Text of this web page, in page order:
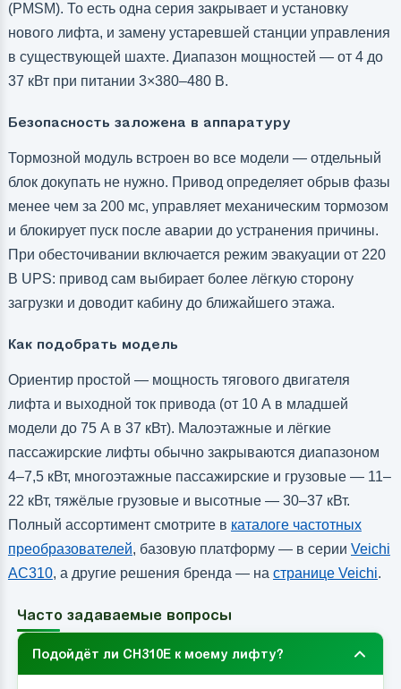
(PMSM). То есть одна серия закрывает и установку
нового лифта, и замену устаревшей станции управления
в существующей шахте. Диапазон мощностей — от 4 до
37 кВт при питании 3×380–480 В.
Безопасность заложена в аппаратуру
Тормозной модуль встроен во все модели — отдельный
блок докупать не нужно. Привод определяет обрыв фазы
менее чем за 200 мс, управляет механическим тормозом
и блокирует пуск после аварии до устранения причины.
При обесточивании включается режим эвакуации от 220
В UPS: привод сам выбирает более лёгкую сторону
загрузки и доводит кабину до ближайшего этажа.
Как подобрать модель
Ориентир простой — мощность тягового двигателя
лифта и выходной ток привода (от 10 А в младшей
модели до 75 А в 37 кВт). Малоэтажные и лёгкие
пассажирские лифты обычно закрываются диапазоном
4–7,5 кВт, многоэтажные пассажирские и грузовые — 11–
22 кВт, тяжёлые грузовые и высотные — 30–37 кВт.
Полный ассортимент смотрите в каталоге частотных
преобразователей, базовую платформу — в серии Veichi
AC310, а другие решения бренда — на странице Veichi.
Часто задаваемые вопросы
Подойдёт ли CH310E к моему лифту?